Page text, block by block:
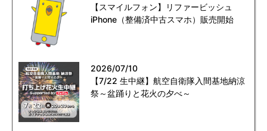
【スマイルフォン】リファービッシュ
iPhone（整備済中古スマホ）販売開始
2026/07/10
【7/22 生中継】航空自衛隊入間基地納涼
祭～盆踊りと花火の夕べ～